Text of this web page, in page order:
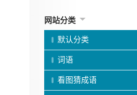
网站分类
默认分类
词语
看图猜成语